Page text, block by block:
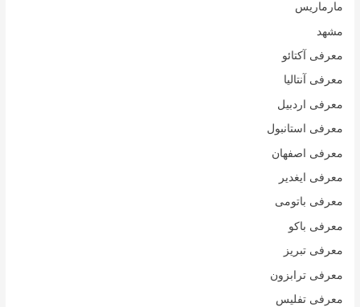
مارماریس
مشهد
معرفی آکتائو
معرفی آنتالیا
معرفی اردبیل
معرفی استانبول
معرفی اصفهان
معرفی ایغدیر
معرفی باتومی
معرفی باکو
معرفی تبریز
معرفی ترابزون
معرفی تفلیس